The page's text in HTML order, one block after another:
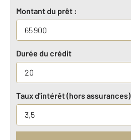
Montant du prêt :
Durée du crédit
Taux d'intérêt (hors assurances)